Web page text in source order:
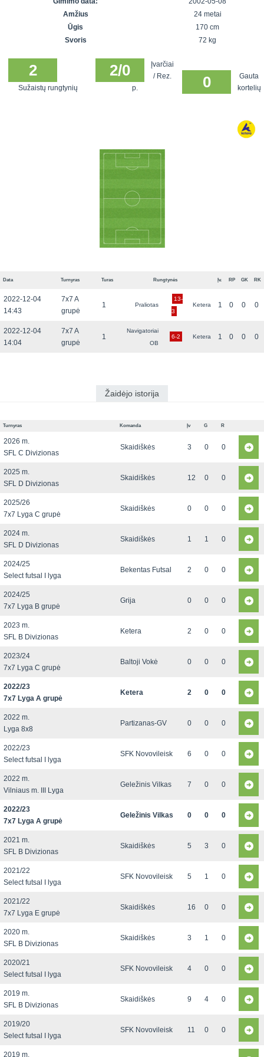
SFL rudens
Snaigės taurė
čempionatas
Vilnius
Amžius
24 metai
Ūgis
170 cm
Svoris
72 kg
2
Sužaistų rungtynių
2/0
Įvarčiai
/ Rez.
p.
0
Gauta
kortelių
Data Turnyras Turas Rungtynės Įv. RP GK RK
2022-12-04
14:43
7x7 A
grupė
1 Praliotas
13-
3
Ketera 1 0 0 0
2022-12-04
14:04
7x7 A
grupė
1
Navigatoriai
OB
6-2 Ketera 1 0 0 0
Žaidėjo istorija
Turnyras Komanda Įv G R
2026 m.
SFL C Divizionas
Skaidiškės 3 0 0
2025 m.
SFL D Divizionas
Skaidiškės 12 0 0
2025/26
7x7 Lyga C grupė
Skaidiškės 0 0 0
2024 m.
SFL D Divizionas
Skaidiškės 1 1 0
2024/25
Select futsal I lyga
Bekentas Futsal 2 0 0
2024/25
7x7 Lyga B grupė
Grija 0 0 0
2023 m.
SFL B Divizionas
Ketera 2 0 0
2023/24
7x7 Lyga C grupė
Baltoji Vokė 0 0 0
2022/23
7x7 Lyga A grupė
Ketera 2 0 0
2022 m.
Lyga 8x8
Partizanas-GV 0 0 0
2022/23
Select futsal I lyga
SFK Novovileisk 6 0 0
2022 m.
Vilniaus m. III Lyga
Geležinis Vilkas 7 0 0
2022/23
7x7 Lyga A grupė
Geležinis Vilkas 0 0 0
2021 m.
SFL B Divizionas
Skaidiškės 5 3 0
2021/22
Select futsal I lyga
SFK Novovileisk 5 1 0
2021/22
7x7 Lyga E grupė
Skaidiškės 16 0 0
2020 m.
SFL B Divizionas
Skaidiškės 3 1 0
2020/21
Select futsal I lyga
SFK Novovileisk 4 0 0
2019 m.
SFL B Divizionas
Skaidiškės 9 4 0
2019/20
Select futsal I lyga
SFK Novovileisk 11 0 0
2019 m.